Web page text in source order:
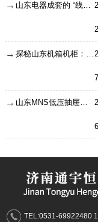
山东电器成套的 “线路隐形术”：线槽设计的是与非
2
探秘山东机箱机柜：钢铁变形记全流程大公开
7
山东MNS低压抽屉柜深度科普：这些核心知识点你建议了解
6
TEL:0531-69922480